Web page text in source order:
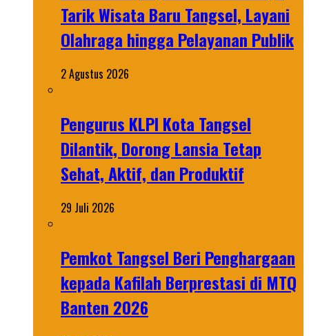
Tarik Wisata Baru Tangsel, Layani
Olahraga hingga Pelayanan Publik
2 Agustus 2026
Pengurus KLPI Kota Tangsel
Dilantik, Dorong Lansia Tetap
Sehat, Aktif, dan Produktif
29 Juli 2026
Pemkot Tangsel Beri Penghargaan
kepada Kafilah Berprestasi di MTQ
Banten 2026